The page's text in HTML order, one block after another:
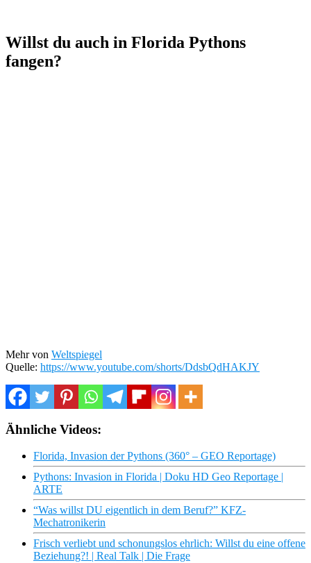
Willst du auch in Florida Pythons
fangen?
Mehr von Weltspiegel
Quelle: https://www.youtube.com/shorts/DdsbQdHAKJY
Ähnliche Videos:
Florida, Invasion der Pythons (360° – GEO Reportage)
Pythons: Invasion in Florida | Doku HD Geo Reportage |
ARTE
“Was willst DU eigentlich in dem Beruf?” KFZ-
Mechatronikerin
Frisch verliebt und schonungslos ehrlich: Willst du eine offene
Beziehung?! | Real Talk | Die Frage